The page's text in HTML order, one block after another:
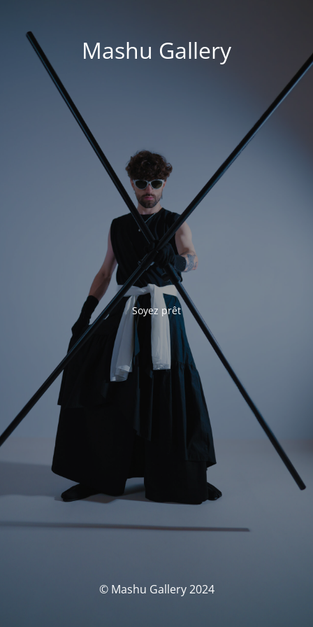
Mashu Gallery
Soyez prêt
© Mashu Gallery 2024